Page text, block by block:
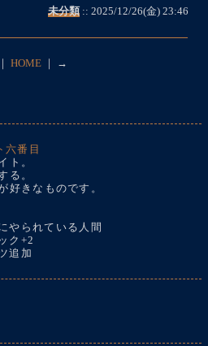
未分類:: 2025/12/26(金) 23:46
｜ HOME ｜ →
六番目
ト。
る。
好きなものです。
やられている人間
ク+2
追加